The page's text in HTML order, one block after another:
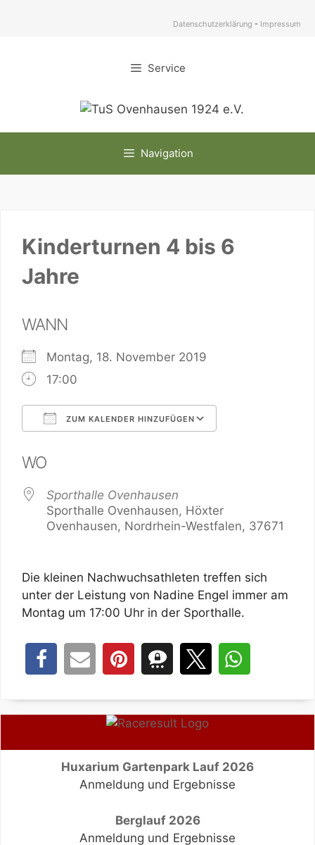
Datenschutzerklärung - Impressum
Service
Navigation
Kinderturnen 4 bis 6
Jahre
WANN
Montag, 18. November 2019
17:00
ZUM KALENDER HINZUFÜGEN
WO
Sporthalle Ovenhausen
Sporthalle Ovenhausen, Höxter
Ovenhausen, Nordrhein-Westfalen, 37671
Die kleinen Nachwuchsathleten treffen sich
unter der Leistung von Nadine Engel immer am
Montag um 17:00 Uhr in der Sporthalle.
Huxarium Gartenpark Lauf 2026
Anmeldung und Ergebnisse
Berglauf 2026
Anmeldung und Ergebnisse